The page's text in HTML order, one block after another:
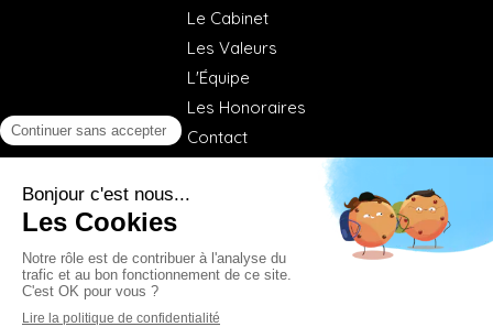
Le Cabinet
Les Valeurs
L'Équipe
Les Honoraires
Contact
©2020 MAZINGUE & ASSOCIÉS - Société d'Avocats
inscrits au Barreau de Paris
Plan du site